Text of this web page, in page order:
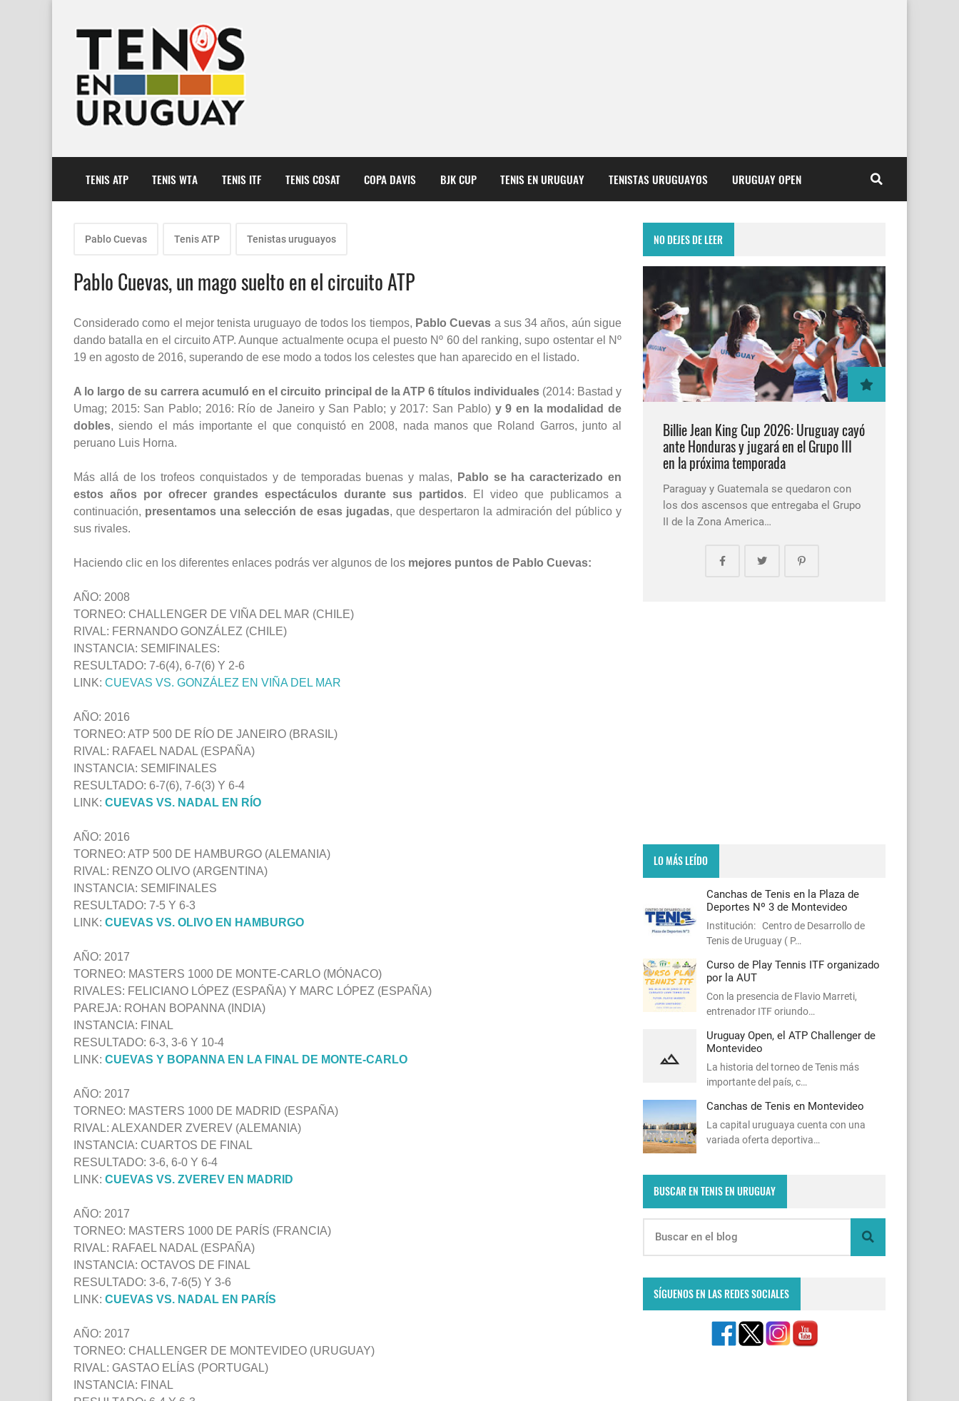
TENIS ATP TENIS WTA TENIS ITF TENIS COSAT COPA DAVIS BJK CUP TENIS EN URUGUAY TENISTAS URUGUAYOS URUGUAY OPEN
Pablo Cuevas Tenis ATP Tenistas uruguayos
Pablo Cuevas, un mago suelto en el circuito ATP
Considerado como el mejor tenista uruguayo de todos los tiempos, Pablo Cuevas a sus 34 años, aún sigue
dando batalla en el circuito ATP. Aunque actualmente ocupa el puesto Nº 60 del ranking, supo ostentar el Nº
19 en agosto de 2016, superando de ese modo a todos los celestes que han aparecido en el listado.
A lo largo de su carrera acumuló en el circuito principal de la ATP 6 títulos individuales(2014: Bastad y
Umag; 2015: San Pablo; 2016: Río de Janeiro y San Pablo; y 2017: San Pablo) y 9 en la modalidad de
dobles, siendo el más importante el que conquistó en 2008, nada manos que Roland Garros, junto al
peruano Luis Horna.
Más allá de los trofeos conquistados y de temporadas buenas y malas,
Pablo se ha caracterizado en
estos años por ofrecer grandes espectáculos durante sus partidos. El video que publicamos a
continuación, presentamos una selección de esas jugadas, que despertaron la admiración del público y
sus rivales.
Haciendo clic en los diferentes enlaces podrás ver algunos de los mejores puntos de Pablo Cuevas:
AÑO: 2008
TORNEO: CHALLENGER DE VIÑA DEL MAR (CHILE)
RIVAL: FERNANDO GONZÁLEZ (CHILE)
INSTANCIA: SEMIFINALES:
RESULTADO: 7-6(4), 6-7(6) Y 2-6
LINK: CUEVAS VS. GONZÁLEZ EN VIÑA DEL MAR
AÑO: 2016
TORNEO: ATP 500 DE RÍO DE JANEIRO (BRASIL)
RIVAL: RAFAEL NADAL (ESPAÑA)
INSTANCIA: SEMIFINALES
RESULTADO: 6-7(6), 7-6(3) Y 6-4
LINK: CUEVAS VS. NADAL EN RÍO
AÑO: 2016
TORNEO: ATP 500 DE HAMBURGO (ALEMANIA)
RIVAL: RENZO OLIVO (ARGENTINA)
INSTANCIA: SEMIFINALES
RESULTADO: 7-5 Y 6-3
LINK: CUEVAS VS. OLIVO EN HAMBURGO
AÑO: 2017
TORNEO: MASTERS 1000 DE MONTE-CARLO (MÓNACO)
RIVALES: FELICIANO LÓPEZ (ESPAÑA) Y MARC LÓPEZ (ESPAÑA)
PAREJA: ROHAN BOPANNA (INDIA)
INSTANCIA: FINAL
RESULTADO: 6-3, 3-6 Y 10-4
LINK: CUEVAS Y BOPANNA EN LA FINAL DE MONTE-CARLO
AÑO: 2017
TORNEO: MASTERS 1000 DE MADRID (ESPAÑA)
RIVAL: ALEXANDER ZVEREV (ALEMANIA)
INSTANCIA: CUARTOS DE FINAL
RESULTADO: 3-6, 6-0 Y 6-4
LINK: CUEVAS VS. ZVEREV EN MADRID
AÑO: 2017
TORNEO: MASTERS 1000 DE PARÍS (FRANCIA)
RIVAL: RAFAEL NADAL (ESPAÑA)
INSTANCIA: OCTAVOS DE FINAL
RESULTADO: 3-6, 7-6(5) Y 3-6
LINK: CUEVAS VS. NADAL EN PARÍS
AÑO: 2017
TORNEO: CHALLENGER DE MONTEVIDEO (URUGUAY)
RIVAL: GASTAO ELÍAS (PORTUGAL)
INSTANCIA: FINAL
NO DEJES DE LEER
Billie Jean King Cup 2026: Uruguay cayó
ante Honduras y jugará en el Grupo III
en la próxima temporada
Paraguay y Guatemala se quedaron con
los dos ascensos que entregaba el Grupo
II de la Zona America…
LO MÁS LEÍDO
Canchas de Tenis en la Plaza de
Deportes Nº 3 de Montevideo
Institución: Centro de Desarrollo de
Tenis de Uruguay ( P…
Curso de Play Tennis ITF organizado
por la AUT
Con la presencia de Flavio Marreti,
entrenador ITF oriundo…
Uruguay Open, el ATP Challenger de
Montevideo
La historia del torneo de Tenis más
importante del país, c…
Canchas de Tenis en Montevideo
La capital uruguaya cuenta con una
variada oferta deportiva…
BUSCAR EN TENIS EN URUGUAY
SÍGUENOS EN LAS REDES SOCIALES